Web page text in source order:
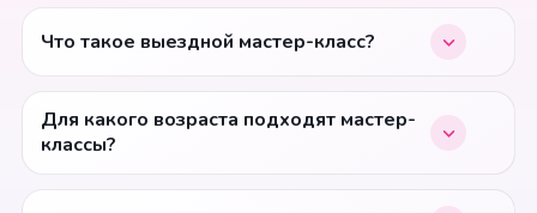
Что такое выездной мастер-класс?
Для какого возраста подходят мастер-
классы?